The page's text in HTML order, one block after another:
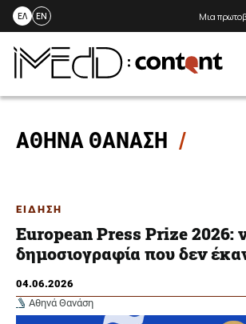
Skip
content
ΕΛ EN Μια
ΑΘΗΝΑ ΘΑΝΑΣΗ
ΕΙΔΗΣΗ
European Press Prize 2026:
δημοσιογραφία που δεν
04.06.2026
Αθηνά Θανάση